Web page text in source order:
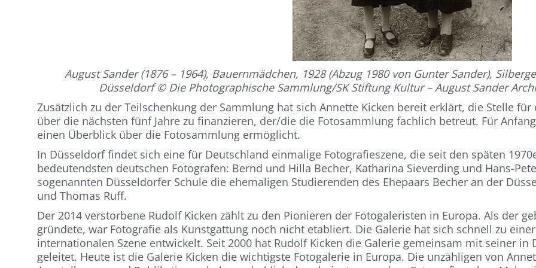
August Sander (1876 – 1964), Bauernmädchen, 1928 (Abzug 1980 von Gunter Sander),
Düsseldorf © Die Photographische Sammlung/SK Stiftung Kultur – August Sander
Zusätzlich zu der Teilschenkung der Sammlung hat sich Annette Kicken bereit erklärt, die Stelle
über die nächsten fünf Jahre zu finanzieren, der/die die Fotosammlung fachlich betreut. Für
einen Überblick über die Fotosammlung ermöglicht.
In Düsseldorf findet sich eine für Deutschland einmalige Fotografieszene, die seit den späten
bedeutendsten deutschen Fotografen: Bernd und Hilla Becher, Katharina Sieverding und Hans-
sogenannten Düsseldorfer Schule die ehemaligen Studierenden des Ehepaars Becher an der
und Thomas Ruff.
Der 2014 verstorbene Rudolf Kicken zählt zu den Pionieren der Fotogaleristen in Europa. Als der
gründete, war Fotografie als Kunstgattung noch nicht etabliert. Die Galerie hat sich schnell zu
internationalen Szene entwickelt. Seit 2000 hat Rudolf Kicken die Galerie gemeinsam mit seiner
geleitet. Heute ist die Galerie Kicken die wichtigste Fotogalerie in Europa. Die unzähligen von